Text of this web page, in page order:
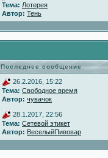
Тема: Лотерея
Автор: Тень
Последнее сообщение
26.2.2016, 15:22
Тема: Свободное время
Автор: чувачок
28.1.2017, 22:56
Тема: Сетевой этикет
Автор: ВеселыйПивовар